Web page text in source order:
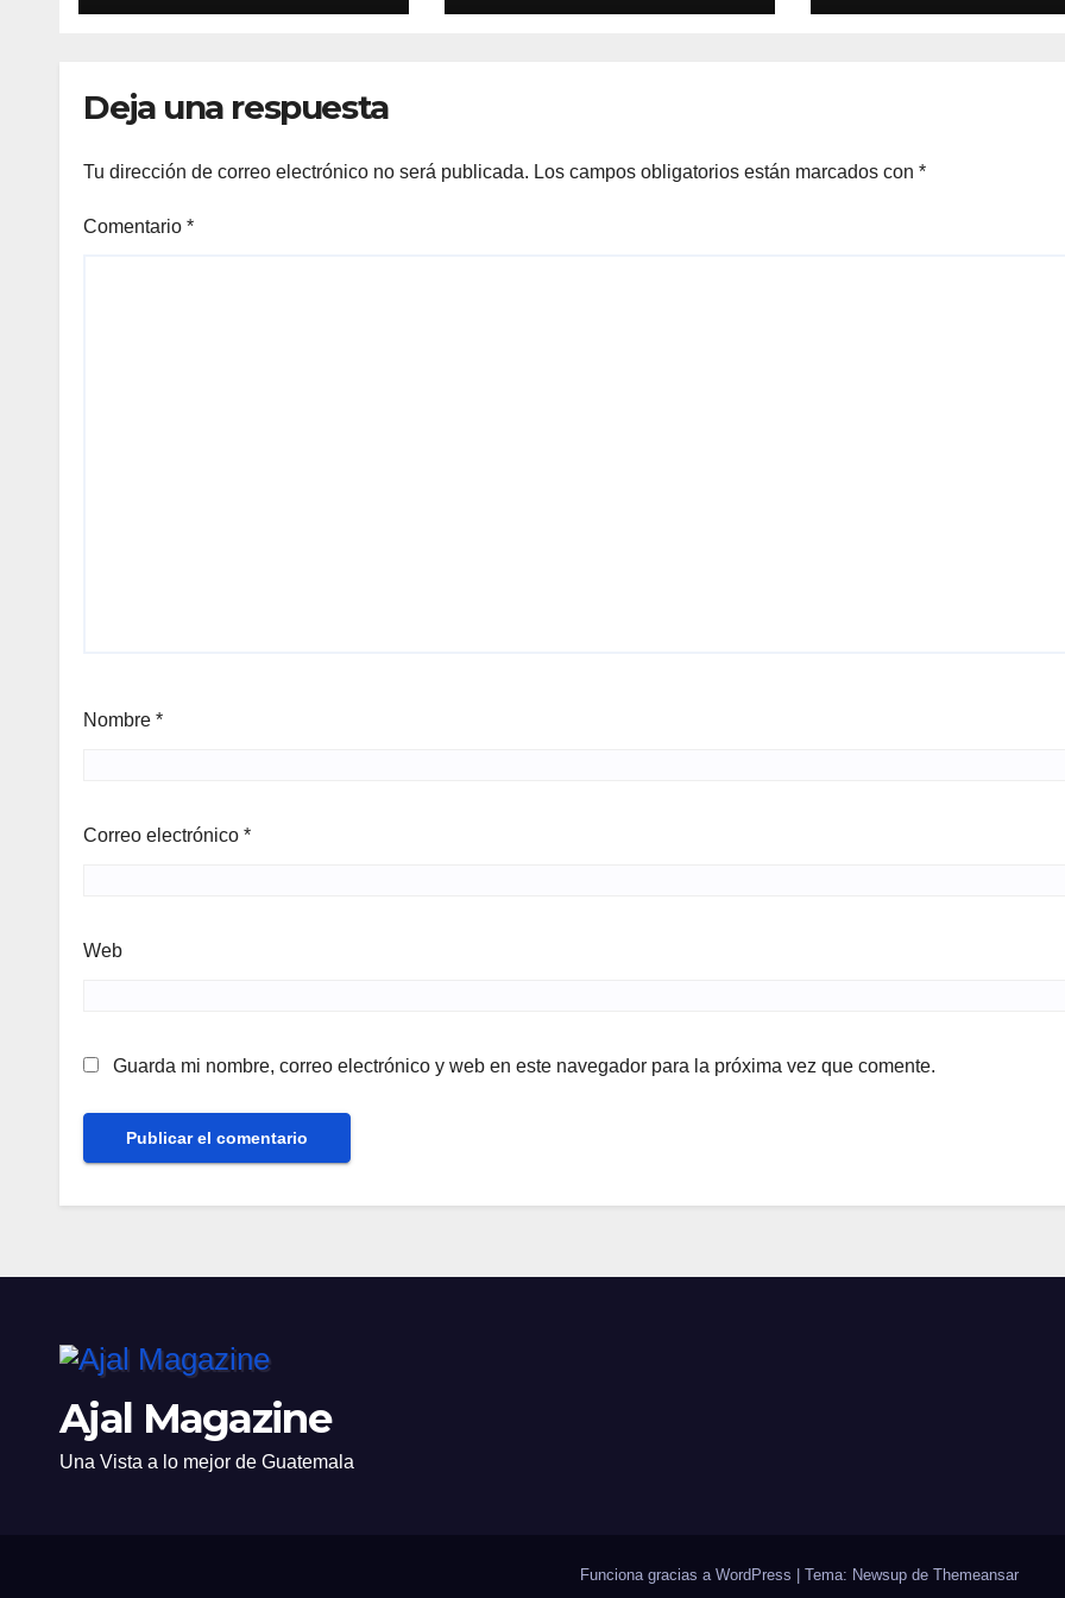
competitividad del
Muna Care de
desarrollo de
Deja una respuesta
Tu dirección de correo electrónico no será publicada. Los campos obligatorios están marcados con *
Comentario *
Nombre *
Correo electrónico *
Web
Guarda mi nombre, correo electrónico y web en este navegador para la próxima vez que comente.
Ajal Magazine
Una Vista a lo mejor de Guatemala
Funciona gracias a WordPress Tema: Newsup de Themeansar